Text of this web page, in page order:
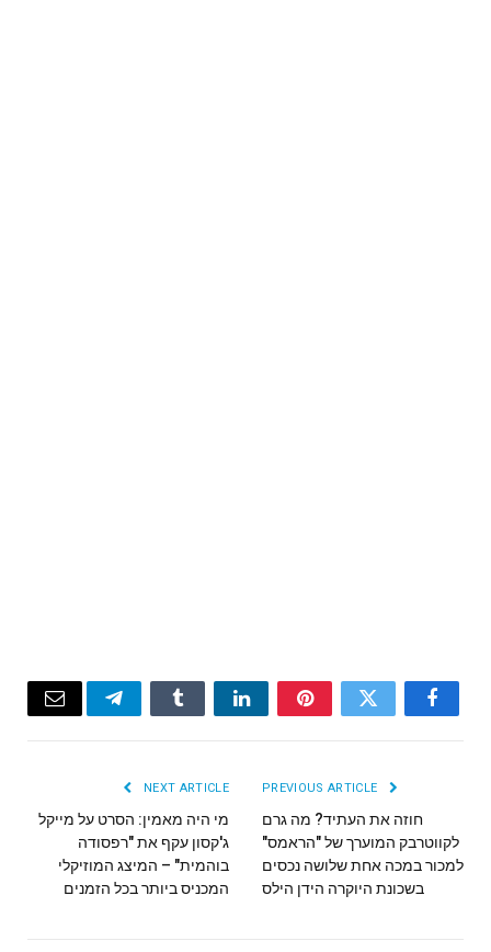
Facebook
Twitter
Pinterest
LinkedIn
Tumblr
Telegram
Email
חוזה את העתיד? מה גרם
לקווטרבק המוערך של "הראמס"
למכור במכה אחת שלושה נכסים
בשכונת היוקרה הידן הילס
NEXT ARTICLE
מי היה מאמין: הסרט על מייקל
ג'קסון עקף את "רפסודה
בוהמית" – המיצג המוזיקלי
המכניס ביותר בכל הזמנים